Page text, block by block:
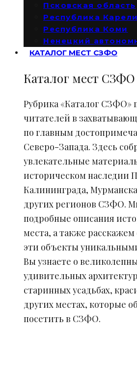
Псковская область
Республика
Республика Коми
Ненецкий
КАТАЛОГ МЕСТ СЗФО
Каталог мест СЗФО
Рубрика «Каталог СЗФО»
читателей в
по главным
Северо-Запада. Здесь
увлекательные
историческом наследии
Калининграда,
других регионов СЗФО.
подробные описания
места, а также
эти объекты
Вы узнаете о
удивительных
старинных усадьбах,
других местах, которые
посетить в СЗФО.